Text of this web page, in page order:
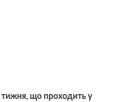
тижня, що проходить у